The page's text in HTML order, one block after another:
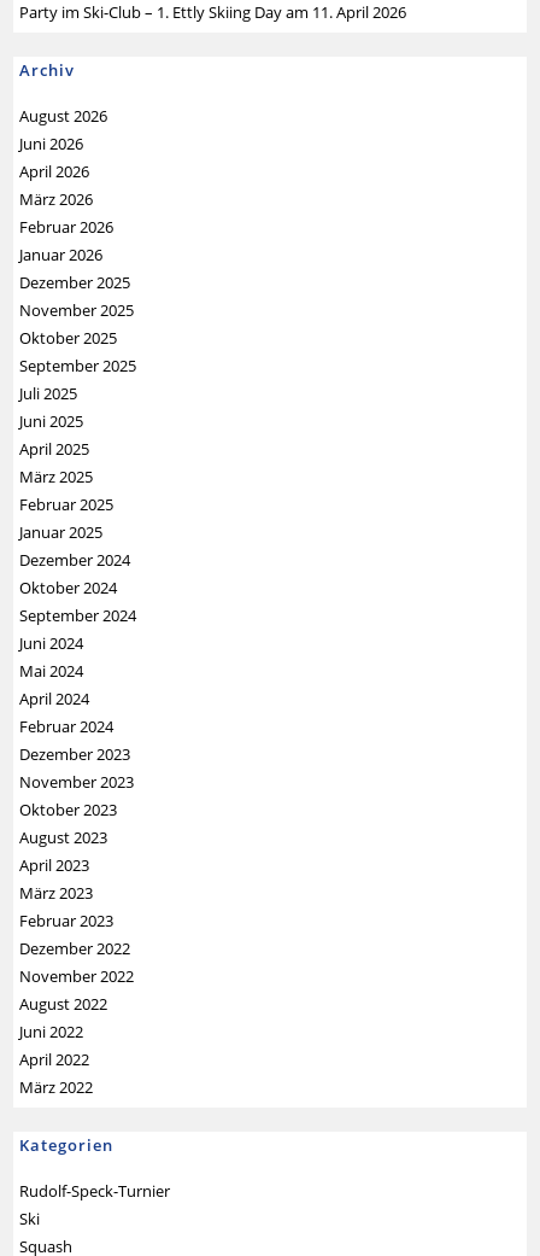
Party im Ski-Club – 1. Ettly Skiing Day am 11. April 2026
Archiv
August 2026
Juni 2026
April 2026
März 2026
Februar 2026
Januar 2026
Dezember 2025
November 2025
Oktober 2025
September 2025
Juli 2025
Juni 2025
April 2025
März 2025
Februar 2025
Januar 2025
Dezember 2024
Oktober 2024
September 2024
Juni 2024
Mai 2024
April 2024
Februar 2024
Dezember 2023
November 2023
Oktober 2023
August 2023
April 2023
März 2023
Februar 2023
Dezember 2022
November 2022
August 2022
Juni 2022
April 2022
März 2022
Kategorien
Rudolf-Speck-Turnier
Ski
Squash